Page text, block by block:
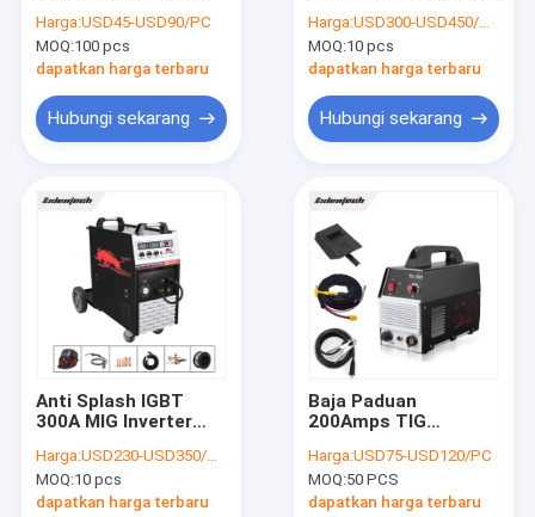
Kontrol kualitas
Hubungi kami
Semua Kasus
Tukang Las Inverter MMA
404 Not Found
Tukang Las Inverter MIG
Mesin Las TIG
Protection
Harga:USD45-USD90/PC
MOQ:100 pcs
dapatkan harga terbaru
Hubungi sekarang
Protection
Harga:USD300-USD450/PC
MOQ:10 pcs
dapatkan harga terbaru
Hubungi sekarang
Anti Splash IGBT
300A MIG Inverter
Roll 17kg
Harga:USD230-USD350/PC
MOQ:10 pcs
dapatkan harga terbaru
Baja Paduan
200Amps TIG
220V ISO9001
Disetujui
Harga:USD75-USD120/PC
MOQ:50 PCS
dapatkan harga terbaru